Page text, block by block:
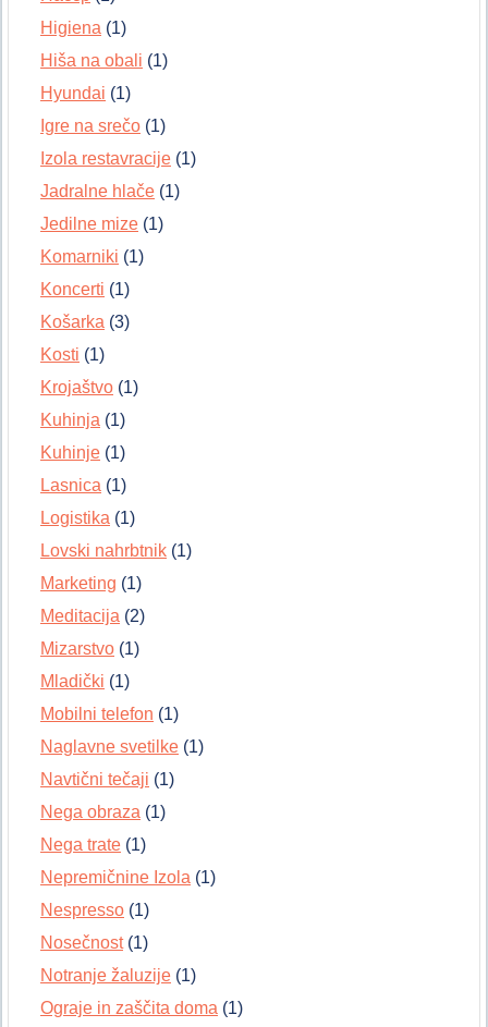
Higiena (1)
Hiša na obali (1)
Hyundai (1)
Igre na srečo (1)
Izola restavracije (1)
Jadralne hlače (1)
Jedilne mize (1)
Komarniki (1)
Koncerti (1)
Košarka (3)
Kosti (1)
Krojaštvo (1)
Kuhinja (1)
Kuhinje (1)
Lasnica (1)
Logistika (1)
Lovski nahrbtnik (1)
Marketing (1)
Meditacija (2)
Mizarstvo (1)
Mladički (1)
Mobilni telefon (1)
Naglavne svetilke (1)
Navtični tečaji (1)
Nega obraza (1)
Nega trate (1)
Nepremičnine Izola (1)
Nespresso (1)
Nosečnost(1)
Notranje žaluzije (1)
Ograje in zaščita doma (1)